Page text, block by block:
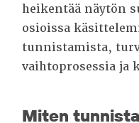
heikentää näytön
osioissa
tunnistamista,
vaihtoprosessia ja
Miten